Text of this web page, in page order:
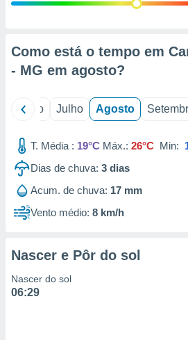
estudos
1199
Como está o tempo em
- MG em agosto?
Junho Julho Agosto
T. Média : 19°C Máx.: 26°C Min:
Dias de chuva: 3 dias
Acum. de chuva: 17 mm
Vento médio: 8 km/h
Nascer e Pôr do sol
Nascer do sol
06:29